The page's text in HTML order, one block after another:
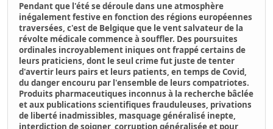
Pendant que l'été se déroule dans une atmosphère
inégalement festive en fonction des régions européennes
traversées, c'est de Belgique que le vent salvateur de la
révolte médicale commence à souffler. Des poursuites
ordinales incroyablement iniques ont frappé certains de
leurs praticiens, dont le seul crime fut juste de tenter
d'avertir leurs pairs et leurs patients, en temps de Covid,
du danger encouru par l'ensemble de leurs compatriotes.
Produits pharmaceutiques inconnus à la recherche bâclée
et aux publications scientifiques frauduleuses, privations
de liberté inadmissibles, masquage généralisé inepte,
interdiction de soigner, corruption généralisée et pour